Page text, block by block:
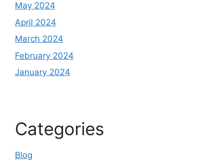
May 2024
April 2024
March 2024
February 2024
January 2024
Categories
Blog